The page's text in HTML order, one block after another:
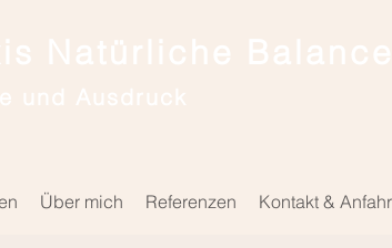
Über mich Referenzen Kontakt &